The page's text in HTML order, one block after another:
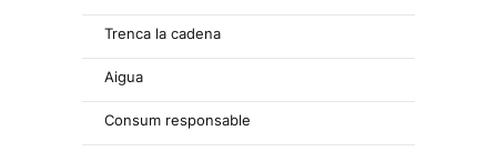
Trenca la cadena
Aigua
Consum responsable